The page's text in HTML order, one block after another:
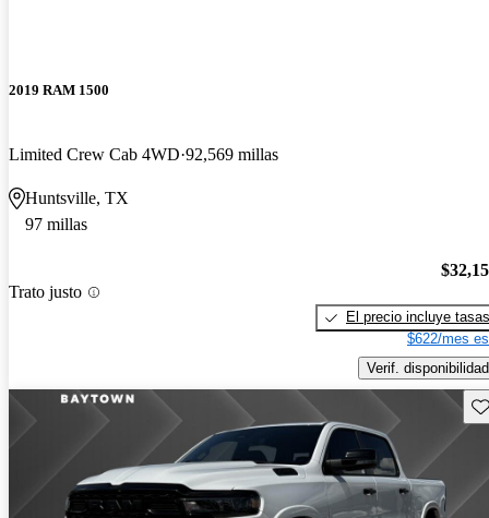
2019 RAM 1500
Limited Crew Cab 4WD 92,569 millas
Huntsville, TX
97 millas
Trato justo
El precio incluye tasas
$622/mes
Verif. disponibilidad